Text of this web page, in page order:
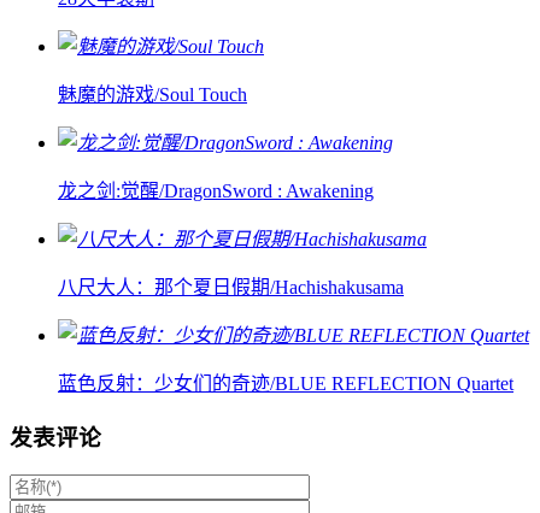
魅魔的游戏/Soul Touch
龙之剑:觉醒/DragonSword : Awakening
八尺大人：那个夏日假期/Hachishakusama
蓝色反射：少女们的奇迹/BLUE REFLECTION Quartet
发表评论